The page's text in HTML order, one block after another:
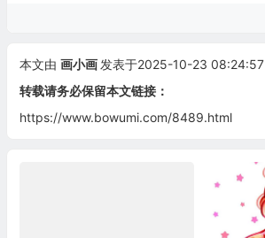
本文由 画小画 发表于2025-10-23 08:24:57
转载请务必保留本文链接：
https://www.bowumi.com/8489.html